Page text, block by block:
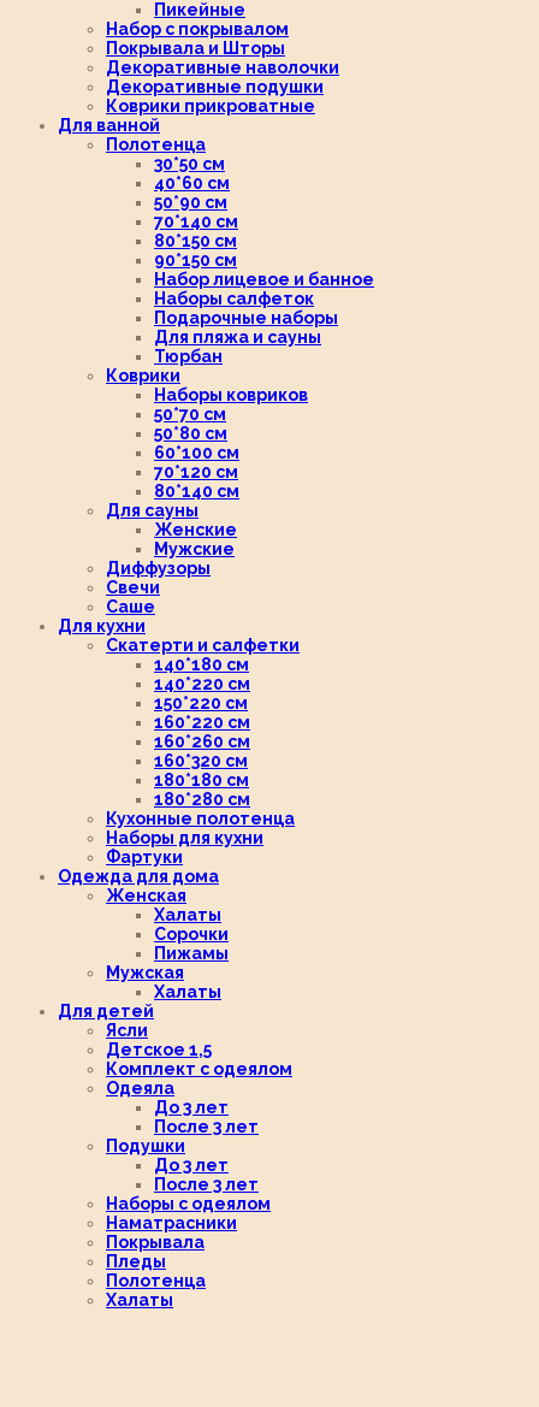
Пикейные
Набор с покрывалом
Покрывала и Шторы
Декоративные наволочки
Декоративные подушки
Коврики прикроватные
Для ванной
Полотенца
30*50 см
40*60 см
50*90 см
70*140 см
80*150 см
90*150 см
Набор лицевое и банное
Наборы салфеток
Подарочные наборы
Для пляжа и сауны
Тюрбан
Коврики
Наборы ковриков
50*70 см
50*80 см
60*100 см
70*120 см
80*140 см
Для сауны
Женские
Мужские
Диффузоры
Свечи
Саше
Для кухни
Скатерти и салфетки
140*180 см
140*220 см
150*220 см
160*220 см
160*260 см
160*320 см
180*180 см
180*280 см
Кухонные полотенца
Наборы для кухни
Фартуки
Одежда для дома
Женская
Халаты
Сорочки
Пижамы
Мужская
Халаты
Для детей
Ясли
Детское 1,5
Комплект с одеялом
Одеяла
До 3 лет
После 3 лет
Подушки
До 3 лет
После 3 лет
Наборы с одеялом
Наматрасники
Покрывала
Пледы
Полотенца
Халаты